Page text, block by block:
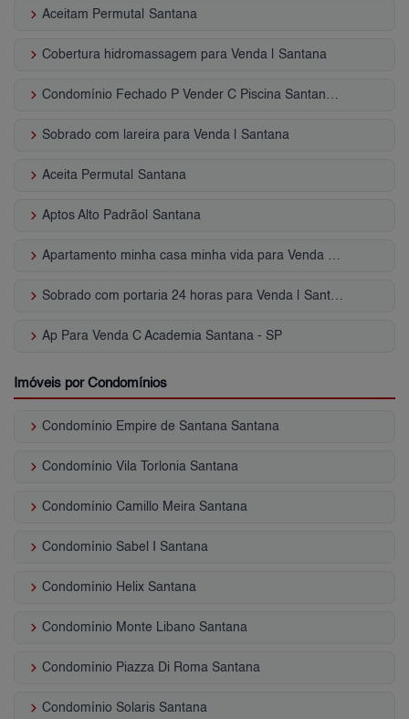
keyboard_arrow_right Aceitam Permuta| Santana
keyboard_arrow_right Cobertura hidromassagem para Venda | Santana
keyboard_arrow_right
keyboard_arrow_right Sobrado com lareira para Venda | Santana
keyboard_arrow_right Aceita Permuta| Santana
keyboard_arrow_right Aptos Alto Padrão| Santana
keyboard_arrow_right
keyboard_arrow_right
keyboard_arrow_right Ap Para Venda C Academia Santana - SP
Imóveis por Condomínios
keyboard_arrow_right Condomínio Empire de Santana Santana
keyboard_arrow_right Condomínio Vila Torlonia Santana
keyboard_arrow_right Condomínio Camillo Meira Santana
keyboard_arrow_right Condomínio Sabel I Santana
keyboard_arrow_right Condomínio Helix Santana
keyboard_arrow_right Condomínio Monte Libano Santana
keyboard_arrow_right Condomínio Piazza Di Roma Santana
keyboard_arrow_right Condomínio Solaris Santana